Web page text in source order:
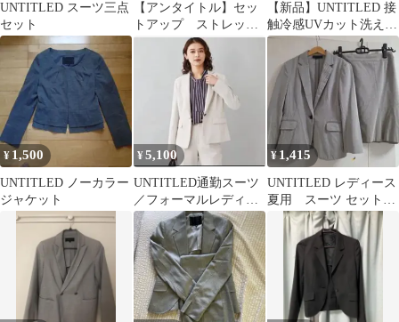
UNTITLED スーツ三点
セット
【アンタイトル】セッ
トアップ ストレッチ
テーラードジャケット
スカート ステッチ
【新品】UNTITLED 接
触冷感UVカット洗える
パンツスーツ上下
¥ 1,500
UNTITLED ノーカラー
ジャケット
¥5,100
UNTITLED通勤スーツ
／フォーマルレディー
ス ビジネスジャケット
アイボリ42
¥1,415
UNTITLED レディース
夏用 スーツ セットア
ップ 日本製 洗える
スーツ